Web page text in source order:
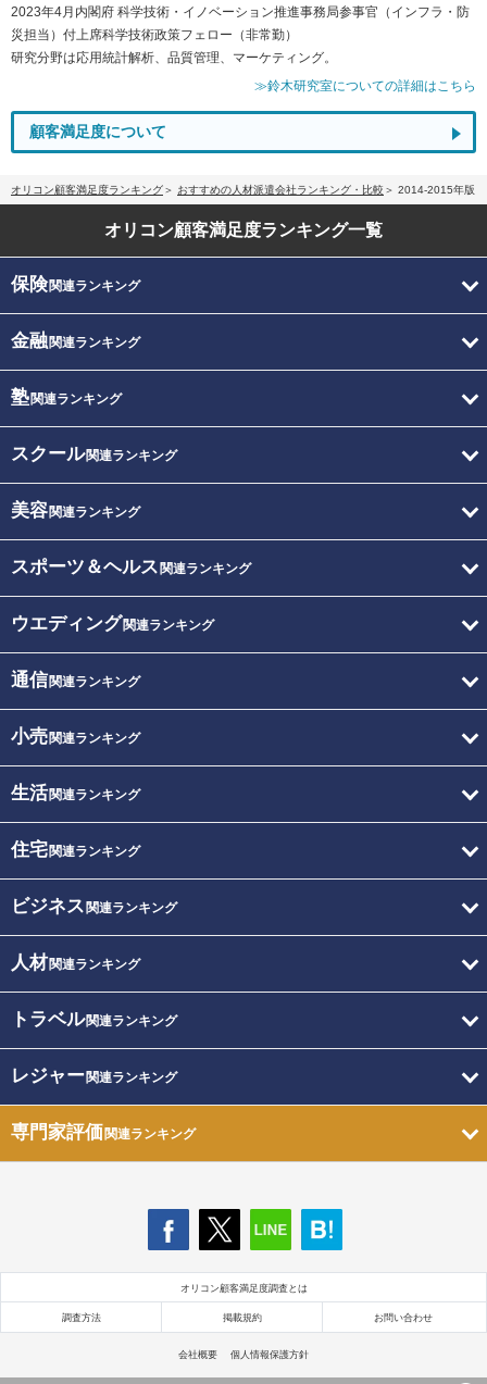
2023年4月内閣府 科学技術・イノベーション推進事務局参事官（インフラ・防
災担当）付上席科学技術政策フェロー（非常勤）
研究分野は応用統計解析、品質管理、マーケティング。
≫鈴木研究室についての詳細はこちら
顧客満足度について
オリコン顧客満足度ランキング おすすめの人材派遣会社ランキング・比較 2014-2015年版
オリコン顧客満足度ランキング一覧
保険関連ランキング
金融関連ランキング
塾関連ランキング
スクール関連ランキング
美容関連ランキング
スポーツ＆ヘルス 関連ランキング
ウエディング関連ランキング
通信関連ランキング
小売関連ランキング
生活関連ランキング
住宅関連ランキング
ビジネス 関連ランキング
人材関連ランキング
トラベル関連ランキング
レジャー関連ランキング
専門家評価関連ランキング
オリコン顧客満足度調査とは
調査方法 掲載規約 お問い合わせ
会社概要 個人情報保護方針